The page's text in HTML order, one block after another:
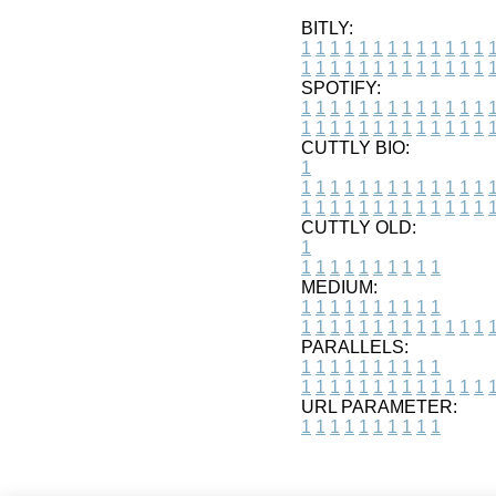
BITLY:
1 1 1 1 1 1 1 1 1 1 1 1 1 1
1 1 1 1 1 1 1 1 1 1 1 1 1 1
SPOTIFY:
1 1 1 1 1 1 1 1 1 1 1 1 1 1
1 1 1 1 1 1 1 1 1 1 1 1 1 1
CUTTLY BIO:
1
1 1 1 1 1 1 1 1 1 1 1 1 1 1
1 1 1 1 1 1 1 1 1 1 1 1 1 1
CUTTLY OLD:
1
1 1 1 1 1 1 1 1 1 1
MEDIUM:
1 1 1 1 1 1 1 1 1 1
1 1 1 1 1 1 1 1 1 1 1 1 1 1
PARALLELS:
1 1 1 1 1 1 1 1 1 1
1 1 1 1 1 1 1 1 1 1 1 1 1 1
URL PARAMETER:
1 1 1 1 1 1 1 1 1 1